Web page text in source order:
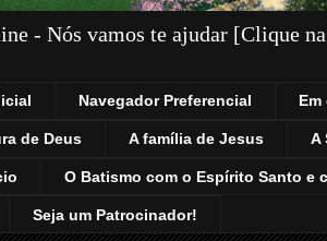
- Nós vamos te ajudar [Clique
Navegador Preferencial Em
de Deus A família de Jesus A
O Batismo com o Espírito Santo e
Seja um Patrocinador!